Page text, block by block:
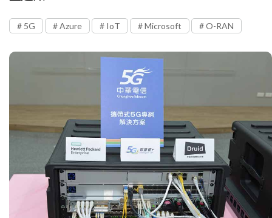
5G Azure IoT Microsoft O-RAN